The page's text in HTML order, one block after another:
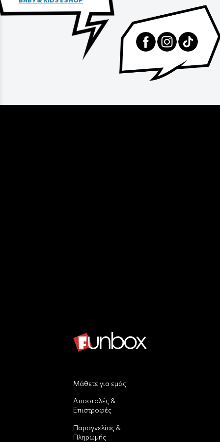
Μάθετε για εμάς
Αποστολές &
Επιστροφές
Παραγγελίας &
Πληρωμής